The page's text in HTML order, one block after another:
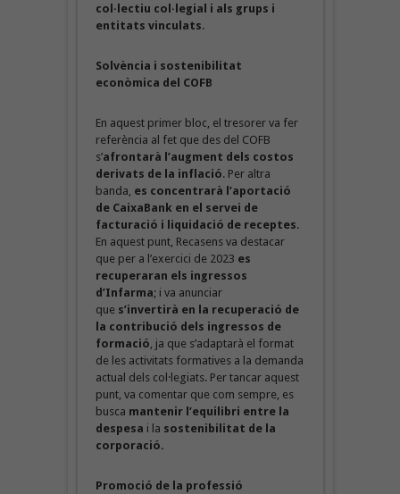
col·lectiu col·legial i als grups i
entitats vinculats.
Solvència i sostenibilitat
econòmica del COFB
En aquest primer bloc, el tresorer va fer
referència al fet que des del COFB
s’afrontarà l’augment dels costos
derivats de la inflació. Per altra
banda, es concentrarà l’aportació
de CaixaBank en el servei de
facturació i liquidació de receptes.
En aquest punt, Recasens va destacar
que per a l’exercici de 2023 es
recuperaran els ingressos
d’Infarma; i va anunciar
que s’invertirà en la recuperació de
la contribució dels ingressos de
formació , ja que s’adaptarà el format
de les activitats formatives a la demanda
actual dels col·legiats. Per tancar aquest
punt, va comentar que com sempre, es
busca mantenir l’equilibri entre la
despesa i la sostenibilitat de la
corporació.
Promoció de la professió